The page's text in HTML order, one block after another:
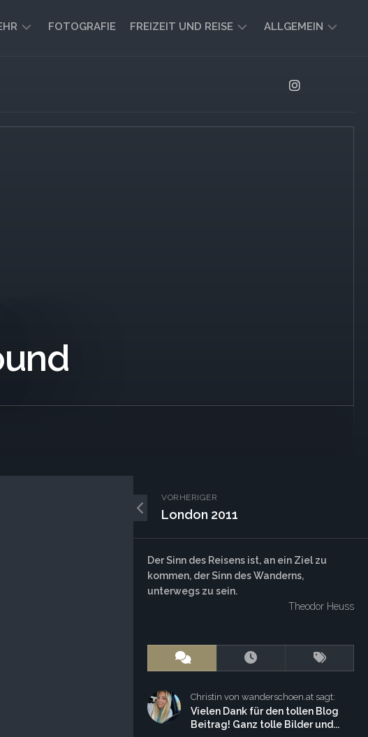
FOTOGRAFIE FREIZEIT UND REISE
REISEBERICHTE
ALLGEMEIN
VORHERIGER
London 2011
Der Sinn des Reisens ist, an ein Ziel zu
kommen, der Sinn des Wanderns,
unterwegs zu sein.
Theodor Heuss
Christin von wanderschoen.at sagt:
Vielen Dank für den tollen Blog
Beitrag! Ganz tolle Bilder und...